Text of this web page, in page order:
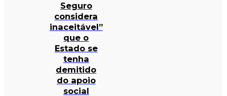
Seguro
considera
inaceitável”
que o
Estado se
tenha
demitido
do apoio
social